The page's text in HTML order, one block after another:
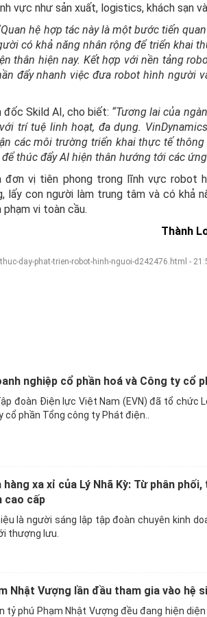
vực như sản xuất, logistics, khách sạn
hệ hợp tác này là một bước tiến
có khả năng nhân rộng để triển khai
thân hiện nay. Kết hợp với nền tảng
đẩy nhanh việc đưa robot hình người
đốc Skild AI, cho biết: “Tương lai của
trí tuệ linh hoạt, đa dụng.
các môi trường triển khai thực tế
thúc đẩy AI hiện thân hướng tới các
đơn vị tiên phong trong lĩnh vực robot
lấy con người làm trung tâm và có khả
vi toàn cầu.
Thành
day-phat-trien-robot-hinh-nguoi-d242476.html -
nghiệp cổ phần hoá và Công ty cổ
đoàn Điện lực Việt Nam (EVN) đã tổ chức
cổ phần Tổng công ty Phát điện..
hàng xa xỉ của Lý Nhã Kỳ: Từ phân
cao cấp
là người sáng lập tập đoàn chuyên kinh
thượng lưu.
Nhật Vượng lần đầu tham gia vào hệ
tỷ phú Phạm Nhật Vượng đều đang hiện